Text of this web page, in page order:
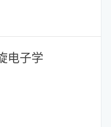
电子学